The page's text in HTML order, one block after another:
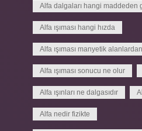
Alfa dalgaları hangi maddeden
Alfa ışıması hangi hızda
Alfa ışıması manyetik
Alfa ışıması sonucu ne olur
Alfa ışınları ne dalgasıdır
Alfa nedir fizikte